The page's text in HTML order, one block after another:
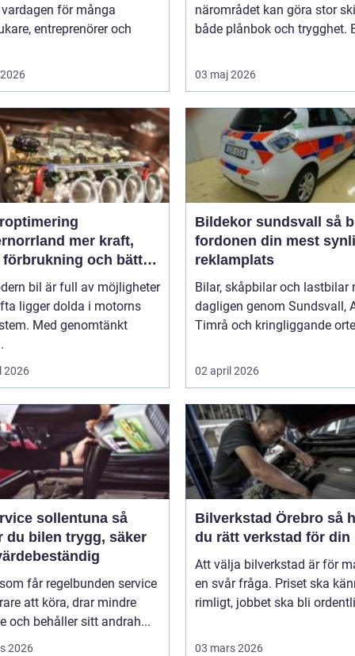
för många
entreprenörer och
närområdet kan göra stor
både plånbok och trygghet.
03 maj 2026
mer kraft,
förbrukning och bättre
bil är full av möjligheter
ligger dolda i motorns
Med genomtänkt
2026
Bildekor sundsvall så blir
fordonen din mest
reklamplats
Bilar, skåpbilar och lastbilar
dagligen genom Sundsvall,
Timrå och kringliggande
02 april 2026
sollentuna så
du bilen trygg, säker
får regelbunden service
att köra, drar mindre
och behåller sitt andrah...
2026
Bilverkstad Örebro så hittar
du rätt verkstad för din
Att välja bilverkstad är för
en svår fråga. Priset ska
rimligt, jobbet ska bli
03 mars 2026